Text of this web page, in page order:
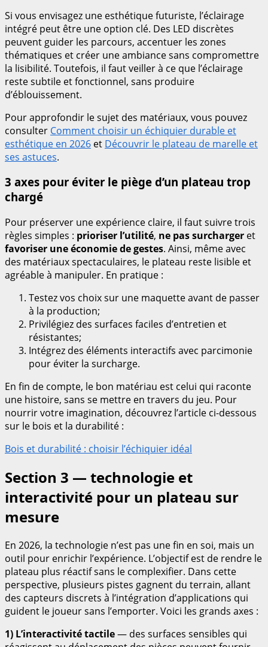
Si vous envisagez une esthétique futuriste, l’éclairage
intégré peut être une option clé. Des LED discrètes
peuvent guider les parcours, accentuer les zones
thématiques et créer une ambiance sans compromettre
la lisibilité. Toutefois, il faut veiller à ce que l’éclairage
reste subtile et fonctionnel, sans produire
d’éblouissement.
Pour approfondir le sujet des matériaux, vous pouvez
consulter Comment choisir un échiquier durable et
esthétique en 2026 et Découvrir le plateau de marelle et
ses astuces.
3 axes pour éviter le piège d’un plateau trop
chargé
Pour préserver une expérience claire, il faut suivre trois
règles simples : prioriser l’utilité, ne pas surcharger et
favoriser une économie de gestes. Ainsi, même avec
des matériaux spectaculaires, le plateau reste lisible et
agréable à manipuler. En pratique :
Testez vos choix sur une maquette avant de passer
à la production;
Privilégiez des surfaces faciles d’entretien et
résistantes;
Intégrez des éléments interactifs avec parcimonie
pour éviter la surcharge.
En fin de compte, le bon matériau est celui qui raconte
une histoire, sans se mettre en travers du jeu. Pour
nourrir votre imagination, découvrez l’article ci-dessous
sur le bois et la durabilité :
Bois et durabilité : choisir l’échiquier idéal
Section 3 — technologie et
interactivité pour un plateau sur
mesure
En 2026, la technologie n’est pas une fin en soi, mais un
outil pour enrichir l’expérience. L’objectif est de rendre le
plateau plus réactif sans le complexifier. Dans cette
perspective, plusieurs pistes gagnent du terrain, allant
des capteurs discrets à l’intégration d’applications qui
guident le joueur sans l’emporter. Voici les grands axes :
1) L’interactivité tactile— des surfaces sensibles qui